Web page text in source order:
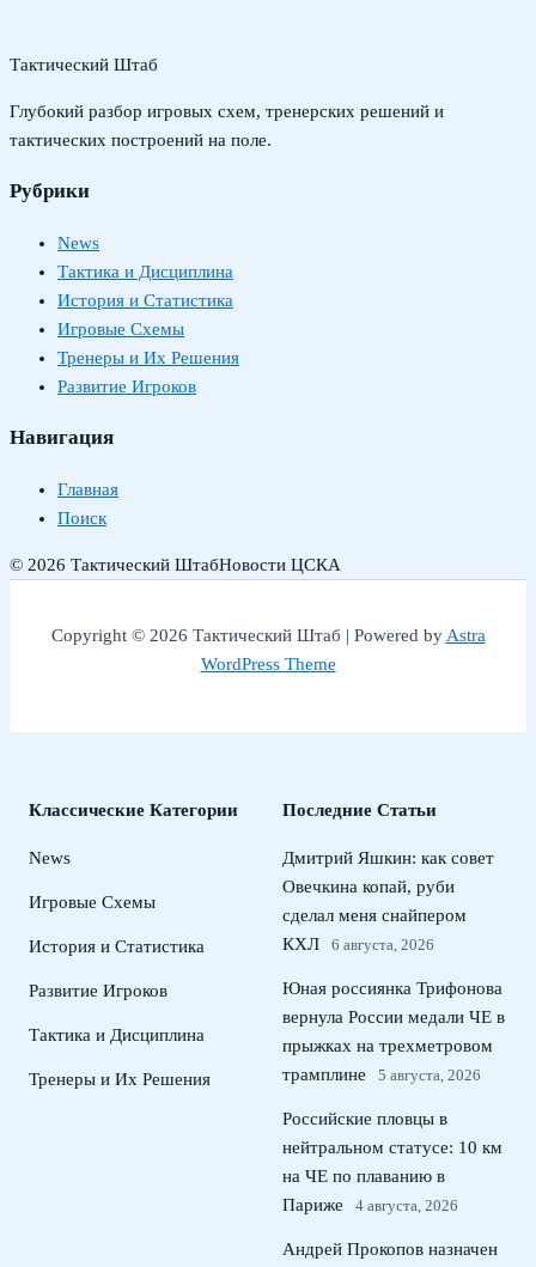
Тактический Штаб
Глубокий разбор игровых схем, тренерских решений и
тактических построений на поле.
Рубрики
News
Тактика и Дисциплина
История и Статистика
Игровые Схемы
Тренеры и Их Решения
Развитие Игроков
Навигация
Главная
Поиск
© 2026 Тактический ШтабНовости ЦСКА
Copyright © 2026 Тактический Штаб | Powered byAstra
WordPress Theme
Классические Категории
News
Игровые Схемы
История и Статистика
Развитие Игроков
Тактика и Дисциплина
Тренеры и Их Решения
Последние Статьи
Дмитрий Яшкин: как совет
Овечкина копай, руби
сделал меня снайпером
КХЛ
6 августа, 2026
Юная россиянка Трифонова
вернула России медали ЧЕ в
прыжках на трехметровом
трамплине
5 августа, 2026
Российские пловцы в
нейтральном статусе: 10 км
на ЧЕ по плаванию в
Париже
4 августа, 2026
Андрей Прокопов назначен